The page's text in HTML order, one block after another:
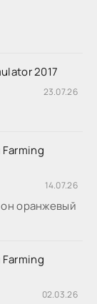
2017
23.07.26
Farming
14.07.26
оранжевый
Farming
02.03.26